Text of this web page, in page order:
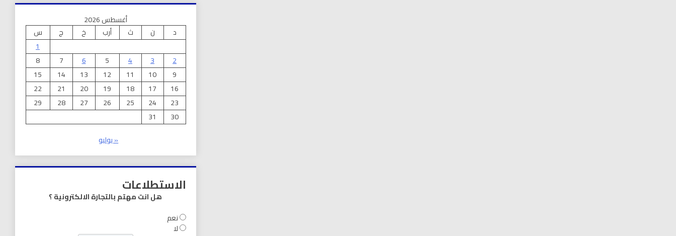
أغسطس 2026
د
ن ث أرب خ ج
س
1
2
3
4
5
6
7
8
9
10
11
12
13
14
15
16
17
18
19
20
21
22
23
24
25
26
27
28
29
30
31
« يوليو
الاستطلاعات
هل انت مهتم بالتجارة الالكترونية ؟
نعم
لا